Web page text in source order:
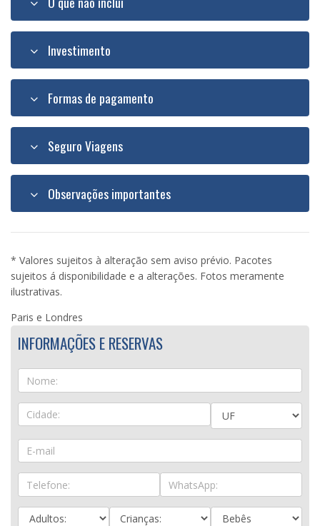
Investimento
Formas de pagamento
Seguro Viagens
Observações importantes
* Valores sujeitos à alteração sem aviso prévio. Pacotes
sujeitos á disponibilidade e a alterações. Fotos meramente
ilustrativas.
Paris e Londres
INFORMAÇÕES E RESERVAS